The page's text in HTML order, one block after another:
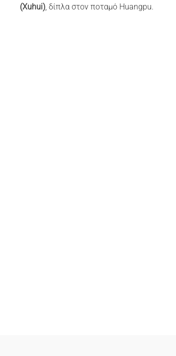
(Xuhui) , δίπλα στον ποταμό Huangpu.